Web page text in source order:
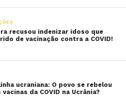
recusou indenizar idoso que
de vacinação contra a COVID!
ucraniana: O povo se rebelou
da COVID na Ucrânia?